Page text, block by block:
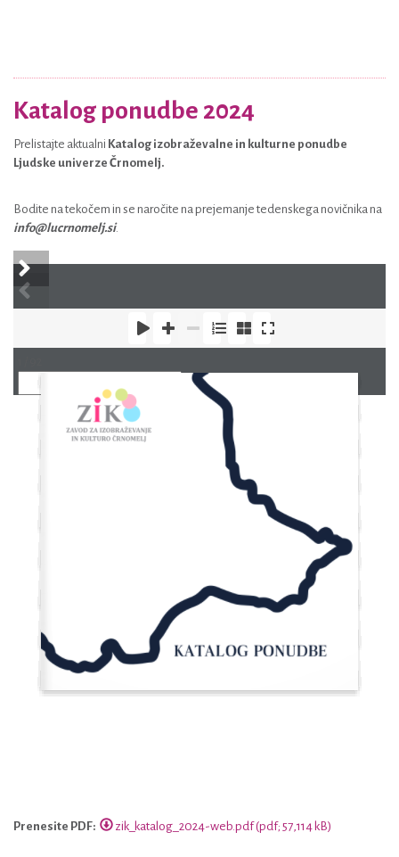
Katalog ponudbe 2024
Prelistajte aktualni Katalog izobraževalne in kulturne ponudbe
Ljudske univerze Črnomelj.
Bodite na tekočem in se naročite na prejemanje tedenskega novičnika na
info@lucrnomelj.si.
Prenesite PDF: zik_katalog_2024-web.pdf (pdf; 57,114 kB)